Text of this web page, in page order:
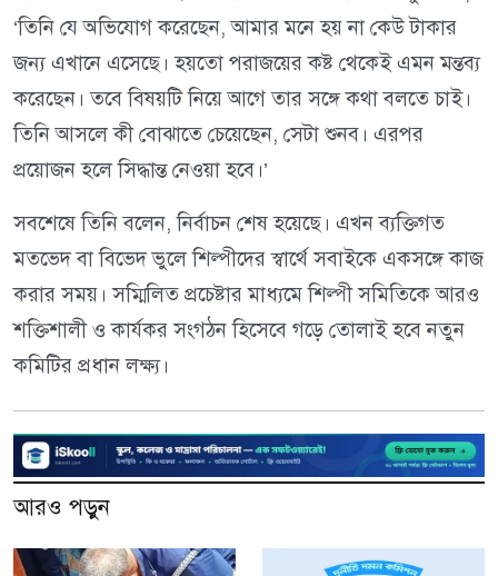
‘তিনি যে অভিযোগ করেছেন, আমার মনে হয় না কেউ টাকার
জন্য এখানে এসেছে। হয়তো পরাজয়ের কষ্ট থেকেই এমন মন্তব্য
করেছেন। তবে বিষয়টি নিয়ে আগে তার সঙ্গে কথা বলতে চাই।
তিনি আসলে কী বোঝাতে চেয়েছেন, সেটা শুনব। এরপর
প্রয়োজন হলে সিদ্ধান্ত নেওয়া হবে।’
সবশেষে তিনি বলেন, নির্বাচন শেষ হয়েছে। এখন ব্যক্তিগত
মতভেদ বা বিভেদ ভুলে শিল্পীদের স্বার্থে সবাইকে একসঙ্গে কাজ
করার সময়। সম্মিলিত প্রচেষ্টার মাধ্যমে শিল্পী সমিতিকে আরও
শক্তিশালী ও কার্যকর সংগঠন হিসেবে গড়ে তোলাই হবে নতুন
কমিটির প্রধান লক্ষ্য।
আরও পড়ুন